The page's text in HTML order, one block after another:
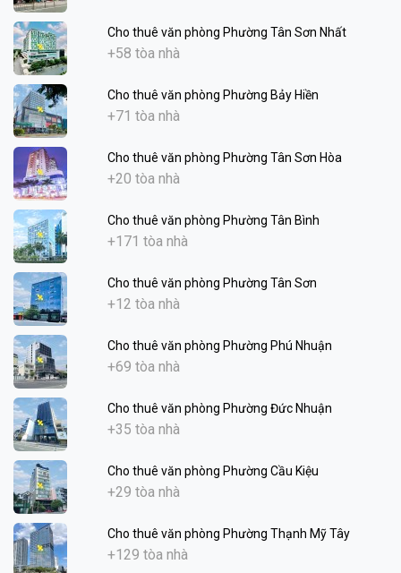
Cho thuê văn phòng Phường Tân Sơn Nhất
+58 tòa nhà
Cho thuê văn phòng Phường Bảy Hiền
+71 tòa nhà
Cho thuê văn phòng Phường Tân Sơn Hòa
+20 tòa nhà
Cho thuê văn phòng Phường Tân Bình
+171 tòa nhà
Cho thuê văn phòng Phường Tân Sơn
+12 tòa nhà
Cho thuê văn phòng Phường Phú Nhuận
+69 tòa nhà
Cho thuê văn phòng Phường Đức Nhuận
+35 tòa nhà
Cho thuê văn phòng Phường Cầu Kiệu
+29 tòa nhà
Cho thuê văn phòng Phường Thạnh Mỹ Tây
+129 tòa nhà